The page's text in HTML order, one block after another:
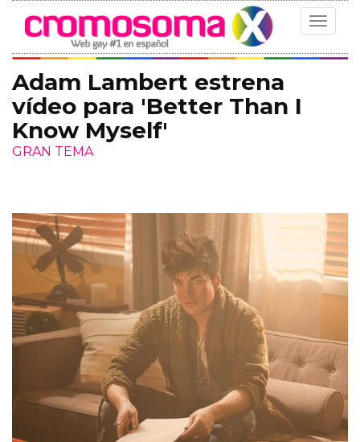
Toggle
Adam Lambert estrena
vídeo para 'Better Than I
Know Myself'
GRAN TEMA